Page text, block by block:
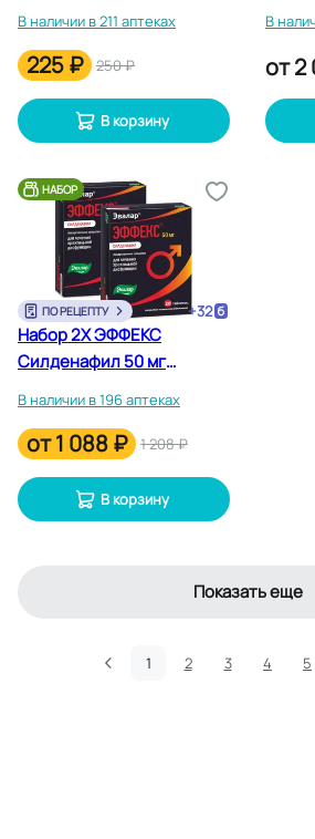
В наличии в 211 аптеках
225 ₽ 250 ₽
В корзину
В
от2
ПО РЕЦЕПТУ
НАБОР
+32
Набор 2Х ЭФФЕКС
Силденафил 50 мг
В наличии в 196 аптеках
от1 088 ₽ 1 208 ₽
В корзину
Показать еще
1 2 3 4 5